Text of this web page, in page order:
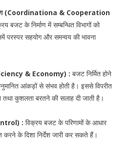
(Coordinationa & Cooperation
बजट के निर्माण में सम्बन्धित विभागों को
परस्पर सहयोग और समन्वय की भावना
& Economy) : बजट निर्मित होने
आंकड़ों से संभव होती है। इससे विपरीत
तथा कुशलता बरतने की सलाह दी जाती है।
: विक्रय बजट के परिणामों के आधार
करने के दिशा निर्देश जारी कर सकते हैं।